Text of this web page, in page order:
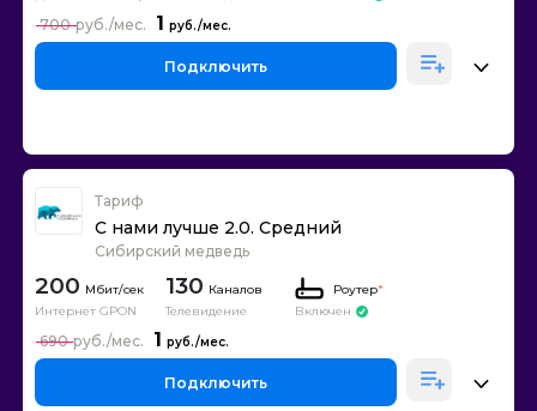
1
700
Подключить
Тариф
С нами лучше 2.0. Средний
Сибирский медведь
200
Интернет GPON
130 Каналов
Телевидение
Роутер*
Включен
1
690
Подключить